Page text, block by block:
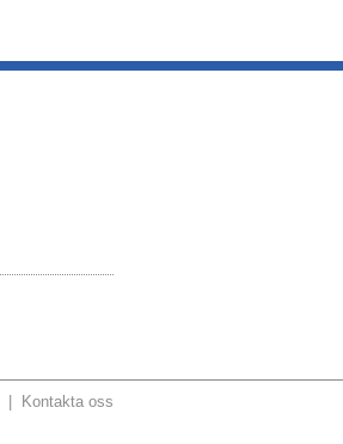
Kontakta oss